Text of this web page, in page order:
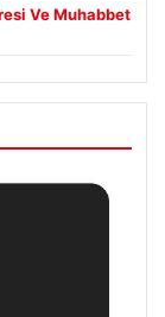
Ve Muhabbet